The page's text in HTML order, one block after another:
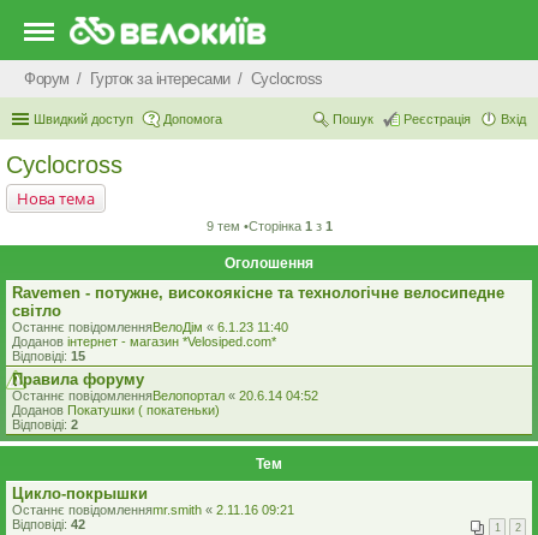
Форум Гурток за інтересами Cyclocross
Швидкий доступ Допомога Вхід
Реєстрація
Пошук
Cyclocross
Нова тема
9 тем •Сторінка 1 з 1
Оголошення
Ravemen - потужне, високоякісне та технологічне велосипедне
світло
Останнє повідомленняВелоДім « 6.1.23 11:40
Доданов iнтернет - магазин *Velosiped.com*
Відповіді: 15
Правила форуму
Останнє повідомленняВелопортал « 20.6.14 04:52
Доданов Покатушки ( покатеньки)
Відповіді: 2
Тем
Цикло-покрышки
Останнє повідомленняmr.smith « 2.11.16 09:21
Відповіді: 42 1 2